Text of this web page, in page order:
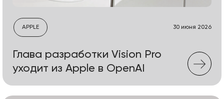
APPLE 30 июня 2026
Глава разработки Vision Pro
уходит из Apple в OpenAI